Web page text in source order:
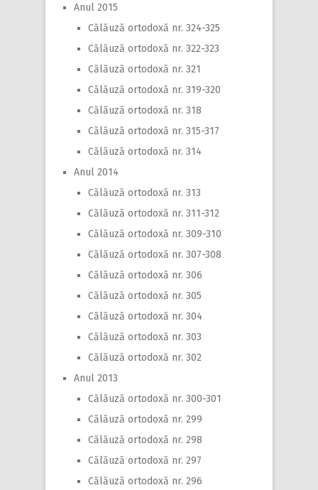
Anul 2015
Călăuză ortodoxă nr. 324-325
Călăuză ortodoxă nr. 322-323
Călăuză ortodoxă nr. 321
Călăuză ortodoxă nr. 319-320
Călăuză ortodoxă nr. 318
Călăuză ortodoxă nr. 315-317
Călăuză ortodoxă nr. 314
Anul 2014
Călăuză ortodoxă nr. 313
Călăuză ortodoxă nr. 311-312
Călăuză ortodoxă nr. 309-310
Călăuză ortodoxă nr. 307-308
Călăuză ortodoxă nr. 306
Călăuză ortodoxă nr. 305
Călăuză ortodoxă nr. 304
Călăuză ortodoxă nr. 303
Călăuză ortodoxă nr. 302
Anul 2013
Călăuză ortodoxă nr. 300-301
Călăuză ortodoxă nr. 299
Călăuză ortodoxă nr. 298
Călăuză ortodoxă nr. 297
Călăuză ortodoxă nr. 296